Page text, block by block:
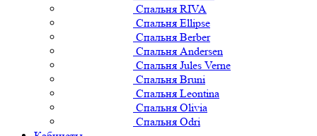
Спальня RIVA
Спальня Ellipse
Спальня Berber
Спальня Andersen
Спальня Jules Verne
Спальня Bruni
Спальня Leontina
Спальня Olivia
Спальня Odri